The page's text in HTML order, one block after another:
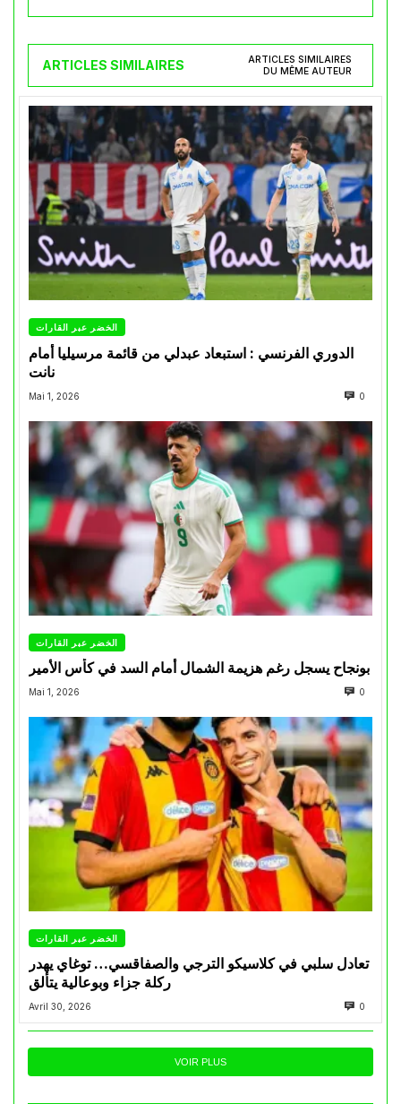
ARTICLES SIMILAIRES
ARTICLES SIMILAIRES
DU MÊME AUTEUR
الخضر عبر القارات
الدوري الفرنسي : استبعاد عبدلي من قائمة مرسيليا أمام
نانت
Mai 1, 2026 0
الخضر عبر القارات
بونجاح يسجل رغم هزيمة الشمال أمام السد في كأس الأمير
Mai 1, 2026 0
الخضر عبر القارات
تعادل سلبي في كلاسيكو الترجي والصفاقسي… توغاي يهدر
ركلة جزاء وبوعالية يتألق
Avril 30, 2026 0
VOIR PLUS